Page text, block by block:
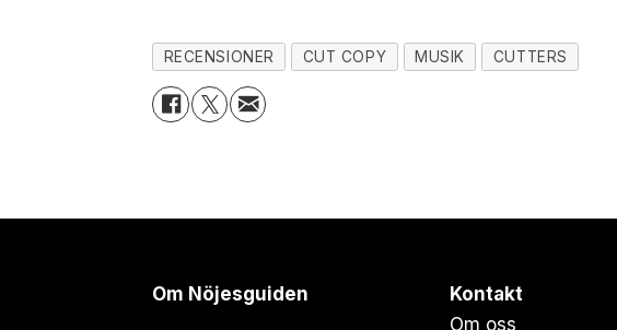
RECENSIONER CUT COPY MUSIK CUTTERS
Om Nöjesguiden
Kontakt
Om oss